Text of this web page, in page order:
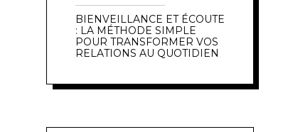
BIENVEILLANCE ET ÉCOUTE
: LA MÉTHODE SIMPLE
POUR TRANSFORMER VOS
RELATIONS AU QUOTIDIEN